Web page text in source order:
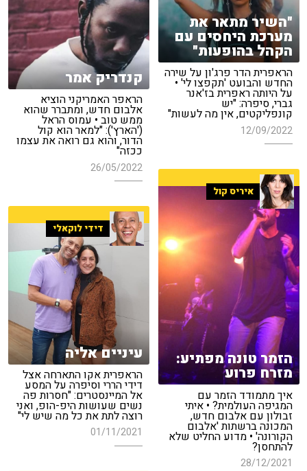
"השיר מתאר את
מערכת היחסים עם
הקהל בהופעות"
הראפרית הדר פרג'ון על שירה
החדש והבועט 'תקפצו לי' •
על היותה ראפרית בז'אנר
גברי, סיפרה: "יש
קונפליקטים, אין מה לעשות"
12/09/2022
קנדריק אמר
הראפר האמריקני הוציא
אלבום חדש, ומתברר שהוא
ממש טוב • עמוס הראל
('הארץ'): "למאר הוא קול
הדור, והוא גם רואה את עצמו
ככזה"
26/05/2022
איריס קול
הזמר טונה מפתיע:
מזרח פרוע
איך מתמודד הזמר עם
המגיפה העולמית? • איתי
זבולון עם אלבום חדש,
המכונה ברשתות 'אלבום
הקורונה' • מדוע החליט שלא
להתחסן?
28/12/2021
דידי לוקאלי
עיניים אליה
הראפרית אקו התארחה אצל
דידי הררי וסיפרה על המסע
אל המיינסטרים: "חסרות פה
נשים שעושות היפ-הופ, ואני
רוצה לתת את כל מה שיש לי"
01/11/2021